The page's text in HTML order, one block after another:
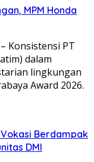
MPM Honda
Konsistensi PT
dalam
lingkungan
Award 2026.
Vokasi Berdampak
DMI